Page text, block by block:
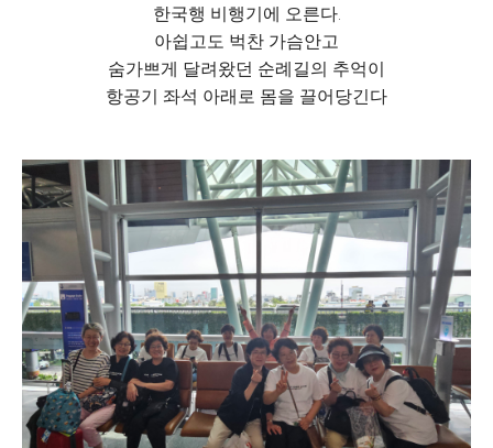
한국행 비행기에 오른다.
아쉽고도 벅찬 가슴안고
숨가쁘게 달려왔던 순례길의 추억이
항공기 좌석 아래로 몸을 끌어당긴다